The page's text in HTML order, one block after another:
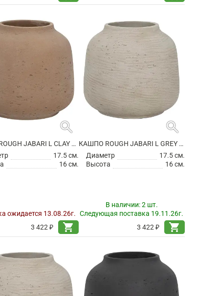
search
КАШПО ROUGH JABARI L CLAY WASHED
17.5 см.
16 см.
ожидается 13.08.26г.
3 422 ₽
shopping_cart
search
КАШПО ROUGH JABARI L GREY WASHED
Диаметр
17.5 см.
Высота
16 см.
В наличии:2 шт.
Следующая поставка 19.11.26г.
3 422 ₽
shopping_cart